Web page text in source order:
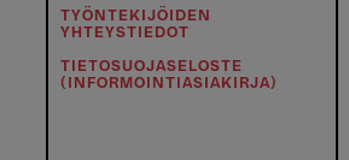
TYÖNTEKIJÖIDEN
YHTEYSTIEDOT
TIETOSUOJASELOSTE
(INFORMOINTIASIAKIRJA)